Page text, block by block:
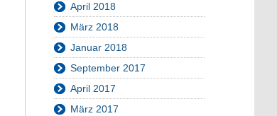
April 2018
März 2018
Januar 2018
September 2017
April 2017
März 2017